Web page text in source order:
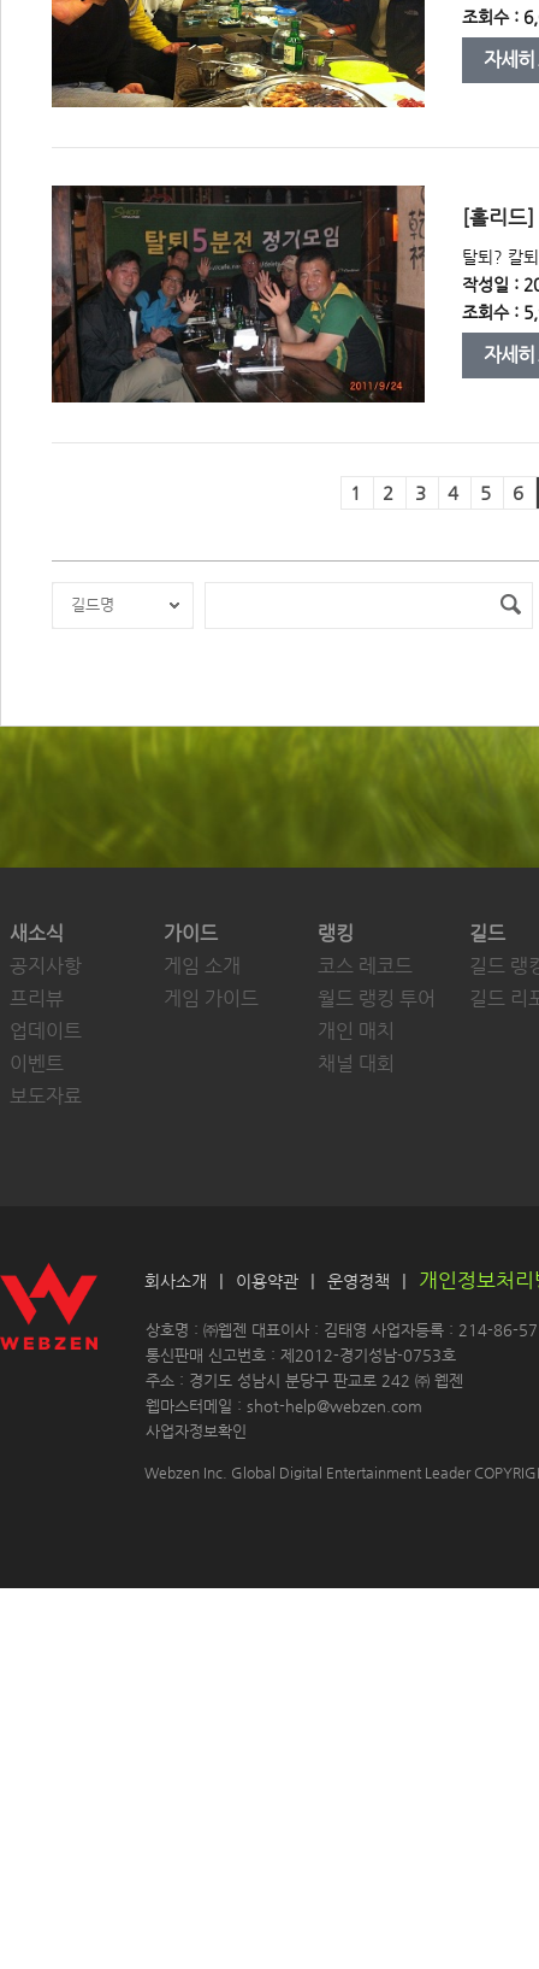
조회수 :
자세히
[홀리드
탈퇴? 칼
작성일 :
조회수 :
자세히
1 2 3 4 5 6
길드명
새소식
공지사항
프리뷰
업데이트
이벤트
보도자료
가이드
게임 소개
게임 가이드
랭킹
코스 레코드
월드 랭킹 투어
개인 매치
채널 대회
길드
길드 랭
길드 리
회사소개 | 이용약관 | 운영정책 | 개인정보처
상호명 : ㈜웹젠 대표이사 : 김태영 사업자등록 : 214-86-
통신판매 신고번호 : 제2012-경기성남-0753호
주소 : 경기도 성남시 분당구 판교로 242 ㈜ 웹젠
웹마스터메일 : shot-help@webzen.com
사업자정보확인
Webzen Inc. Global Digital Entertainment Leader